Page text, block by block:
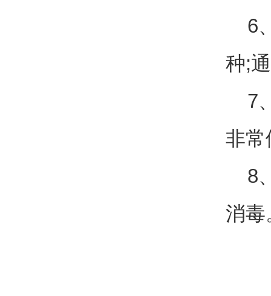
6
种;
7
非常
8
消毒